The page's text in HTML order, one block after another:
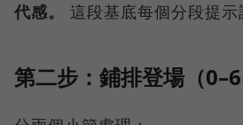
代感。
這段基底每個分段提示
第二步：鋪排登場（0–6